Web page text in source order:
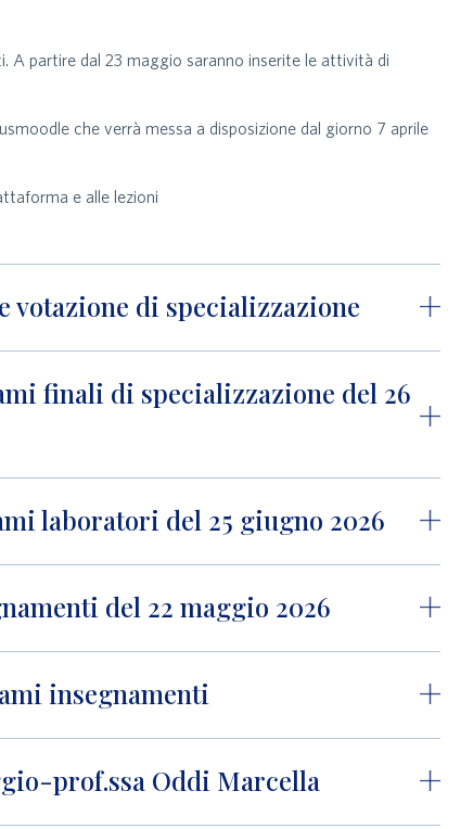
A partire dal 23 maggio saranno inserite le attività di
che verrà messa a disposizione dal giorno 7 aprile
e alle lezioni
votazione di specializzazione
finali di specializzazione del 26
laboratori del 25 giugno 2026
del 22 maggio 2026
insegnamenti
prof.ssa Oddi Marcella